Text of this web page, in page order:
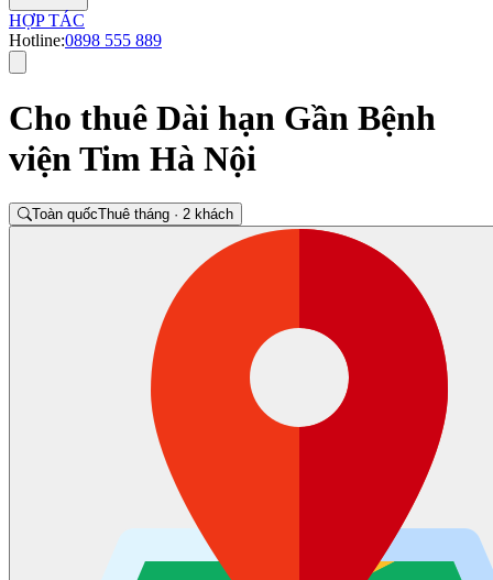
HỢP TÁC
Hotline:0898 555 889
Cho thuê Dài hạn Gần Bệnh
viện Tim Hà Nội
Toàn quốcThuê tháng · 2 khách